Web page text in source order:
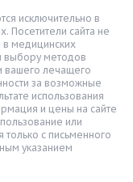
исключительно в
Посетители сайта не
в медицинских
выбору методов
вашего лечащего
за возможные
использования
и цены на сайте
или
только с письменного
указанием